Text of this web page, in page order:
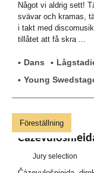
Något vi aldrig sett!
svävar och kramas,
i takt med
tillåtet att få skra ...
Dans
Young
Jury selection
Föreställning